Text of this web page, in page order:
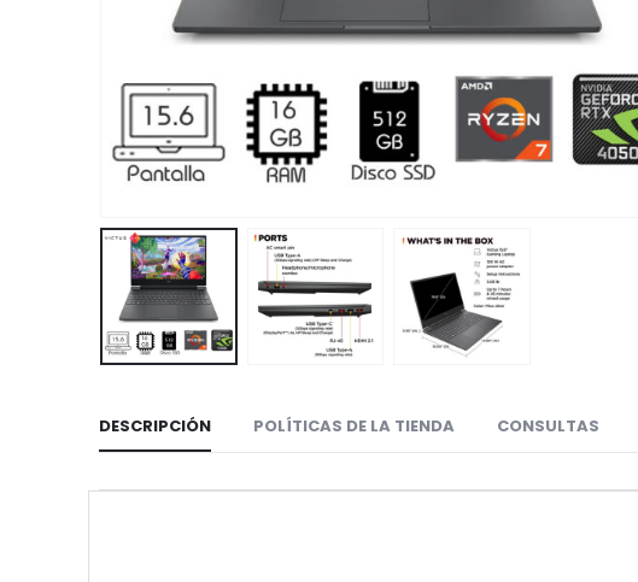
DESCRIPCIÓN POLÍTICAS DE LA TIENDA CONSULTAS